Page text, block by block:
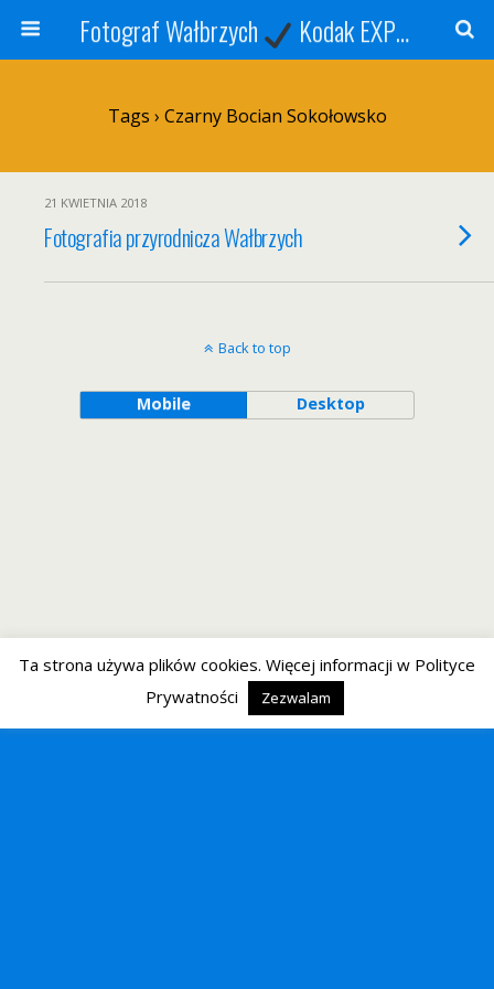
Fotograf Wałbrzych Kodak EXPRESS
Tags › Czarny Bocian Sokołowsko
21 KWIETNIA 2018
Fotografia przyrodnicza Wałbrzych
Back to top
Mobile Desktop
Ta strona używa plików cookies. Więcej informacji w Polityce
Prywatności
Zezwalam